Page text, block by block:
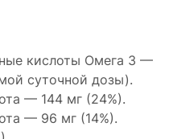
кислоты Омега 3 —
суточной дозы).
— 144 мг (24%).
— 96 мг (14%).